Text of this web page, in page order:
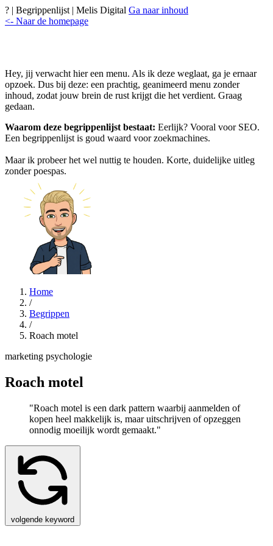
? | Begrippenlijst | Melis Digital Ga naar inhoud
<- Naar de homepage
Hey, jij verwacht hier een menu. Als ik deze weglaat, ga je ernaar
opzoek. Dus bij deze: een prachtig, geanimeerd menu zonder
inhoud, zodat jouw brein de rust krijgt die het verdient. Graag
gedaan.
Waarom deze begrippenlijst bestaat: Eerlijk? Vooral voor SEO.
Een begrippenlijst is goud waard voor zoekmachines.
Maar ik probeer het wel nuttig te houden. Korte, duidelijke uitleg
zonder poespas.
Home
/
Begrippen
/
Roach motel
marketing psychologie
Roach motel
"Roach motel is een dark pattern waarbij aanmelden of
kopen heel makkelijk is, maar uitschrijven of opzeggen
onnodig moeilijk wordt gemaakt."
volgende keyword